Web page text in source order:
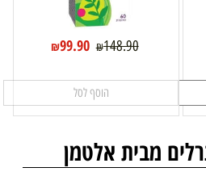
₪148.90
₪99.90
הוסף לסל
מבית אלטמן